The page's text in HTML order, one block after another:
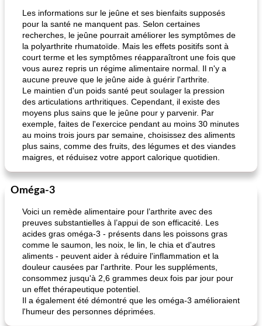
pois chiches rôtis aux épices amandes au cheddar rôti
Les informations sur le jeûne et ses bienfaits supposés
pour la santé ne manquent pas. Selon certaines
recherches, le jeûne pourrait améliorer les symptômes de
la polyarthrite rhumatoïde. Mais les effets positifs sont à
court terme et les symptômes réapparaîtront une fois que
vous aurez repris un régime alimentaire normal. Il n'y a
aucune preuve que le jeûne aide à guérir l'arthrite.
Le maintien d'un poids santé peut soulager la pression
des articulations arthritiques. Cependant, il existe des
moyens plus sains que le jeûne pour y parvenir. Par
exemple, faites de l'exercice pendant au moins 30 minutes
au moins trois jours par semaine, choisissez des aliments
plus sains, comme des fruits, des légumes et des viandes
maigres, et réduisez votre apport calorique quotidien.
Oméga-3
Voici un remède alimentaire pour l’arthrite avec des
preuves substantielles à l’appui de son efficacité. Les
acides gras oméga-3 - présents dans les poissons gras
comme le saumon, les noix, le lin, le chia et d'autres
aliments - peuvent aider à réduire l'inflammation et la
douleur causées par l'arthrite. Pour les suppléments,
consommez jusqu'à 2,6 grammes deux fois par jour pour
un effet thérapeutique potentiel.
Il a également été démontré que les oméga-3 amélioraient
l'humeur des personnes déprimées.